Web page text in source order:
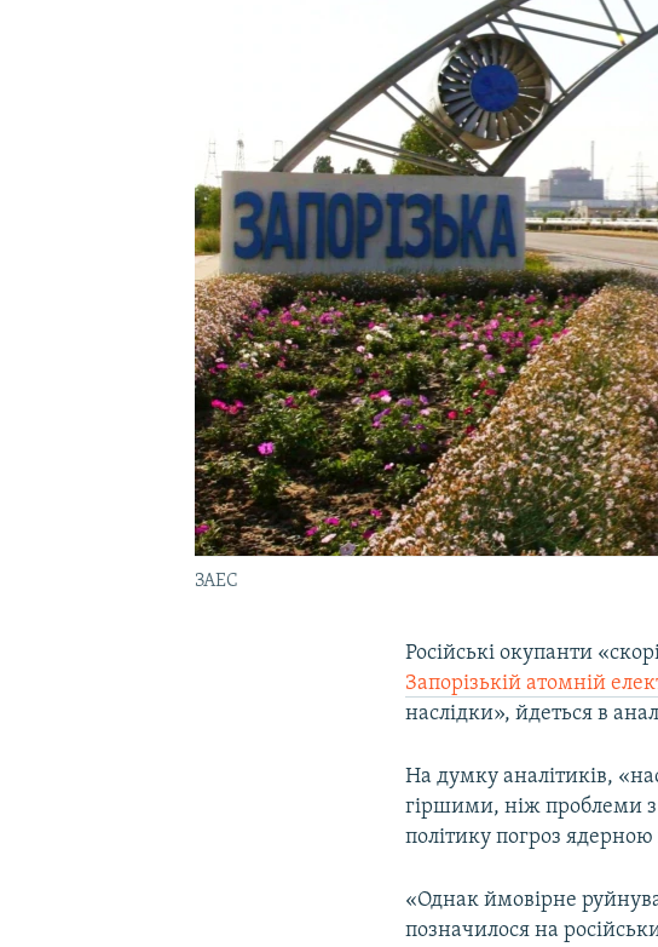
ЗАЕС
Російські окупанти
Запорізькій атомній
наслідки», йдеться в
На думку аналітиків,
гіршими, ніж проблеми
політику погроз
«Однак ймовірне
позначилося на